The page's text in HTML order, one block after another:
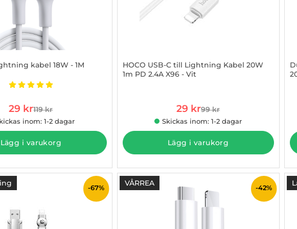
kabel 18W - 1M
Betyg: 5 stjärnor av 5
rea pris
29 krtidigare pris
119 kr
inom: 1-2 dagar
Lägg i varukorg
HOCO USB-C till Lightning Kabel 20W
1m PD 2.4A X96 - Vit
rea pris
29 krtidigare pris
99 kr
Skickas inom: 1-2 dagar
Lägg i varukorg
-67%
VÅRREA
-42%